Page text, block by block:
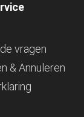
vragen
& Annuleren